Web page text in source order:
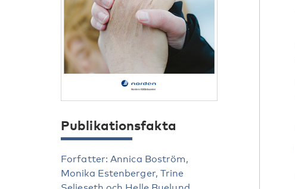
Publikationsfakta
Forfatter: Annica Boström,
Monika Estenberger, Trine